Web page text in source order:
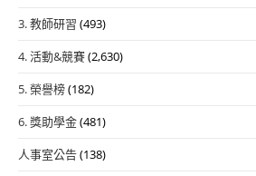
3. 教師研習 (493)
4. 活動&競賽(2,630)
5. 榮譽榜(182)
6. 獎助學金(481)
人事室公告(138)